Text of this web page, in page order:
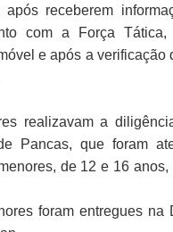
após receberem
com a Força
e após a
realizavam a
Pancas, que foram
de 12 e 16
foram entregues